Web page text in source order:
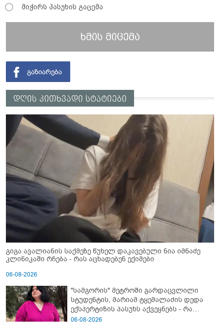
მიჭირს პასუხის გაცემა
ხმის მიცემა
დღის კითხვადი სტატიები
გიგა ავალიანის საქმეზე წუხელ დაკავებული ნია იმნაძე
კლინიკაში რჩება - რას აცხადებენ ექიმები
06-08-2026
"სამგორის" მეტროში გარდაცვლილი
სტუდენტის, მარიამ ტყემალაძის დედა
ექსპერტიზის პასუხს აქვეყნებს - რა
გახდა გოგონას გარდაცვალების მიზეზი?
06-08-2026